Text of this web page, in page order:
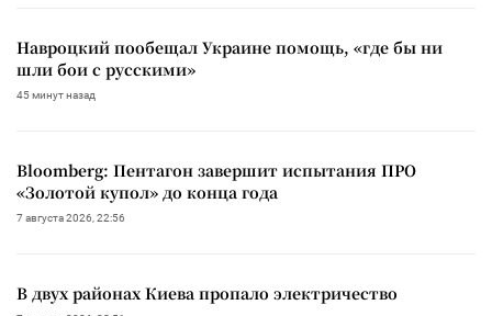
Навроцкий пообещал Украине помощь, «где бы ни
шли бои с русскими»
45 минут назад
Bloomberg: Пентагон завершит испытания ПРО
«Золотой купол» до конца года
7 августа 2026, 22:56
В двух районах Киева пропало электричество